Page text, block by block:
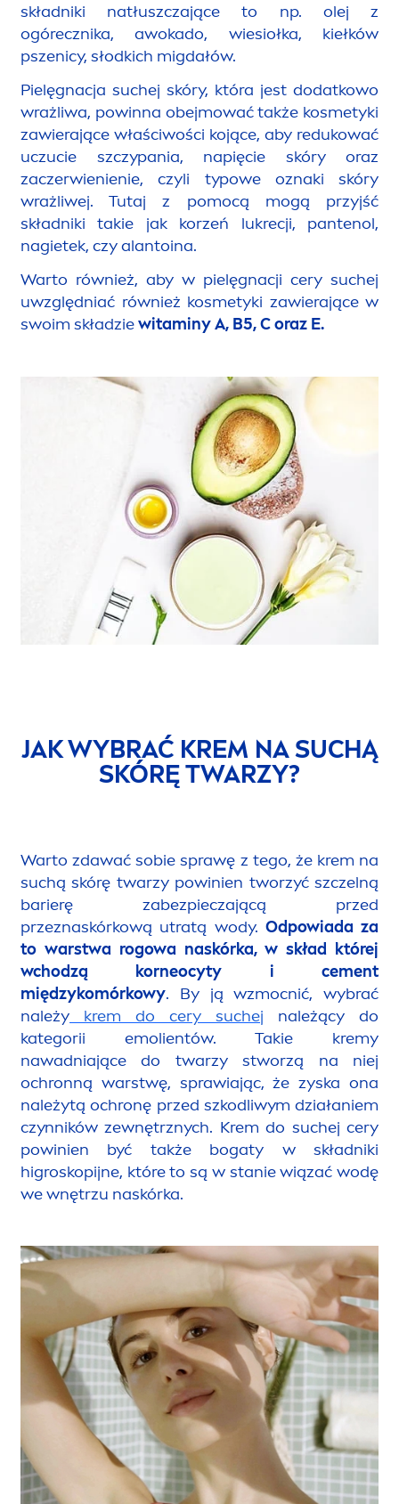
składniki natłuszczające to np. olej z
ogórecznika, awokado, wiesiołka, kiełków
pszenicy, słodkich migdałów.
Pielęgnacja suchej skóry, która jest dodatkowo
wrażliwa, powinna obejmować także kosmetyki
zawierające właściwości kojące, aby redukować
uczucie szczypania, napięcie skóry oraz
zaczerwienienie, czyli typowe oznaki skóry
wrażliwej. Tutaj z pomocą mogą przyjść
składniki takie jak korzeń lukrecji, pantenol,
nagietek, czy alantoina.
Warto również, aby w pielęgnacji cery suchej
uwzględniać również kosmetyki zawierające w
swoim składziewitaminy A, B5, C oraz E.
JAK WYBRAĆ KREM NA SUCHĄ
SKÓRĘ TWARZY?
Warto zdawać sobie sprawę z tego, że krem na
suchą skórę twarzy powinien tworzyć szczelną
barierę zabezpieczającą przed
przeznaskórkową utratą wody. Odpowiada za
to warstwa rogowa naskórka, w skład której
wchodzą korneocyty i cement
międzykomórkowy. By ją wzmocnić, wybrać
należy
krem do cery suchej należący do
kategorii emolientów. Takie kremy
nawadniające do twarzy stworzą na niej
ochronną warstwę, sprawiając, że zyska ona
należytą ochronę przed szkodliwym działaniem
czynników zewnętrznych. Krem do suchej cery
powinien być także bogaty w składniki
higroskopijne, które to są w stanie wiązać wodę
we wnętrzu naskórka.